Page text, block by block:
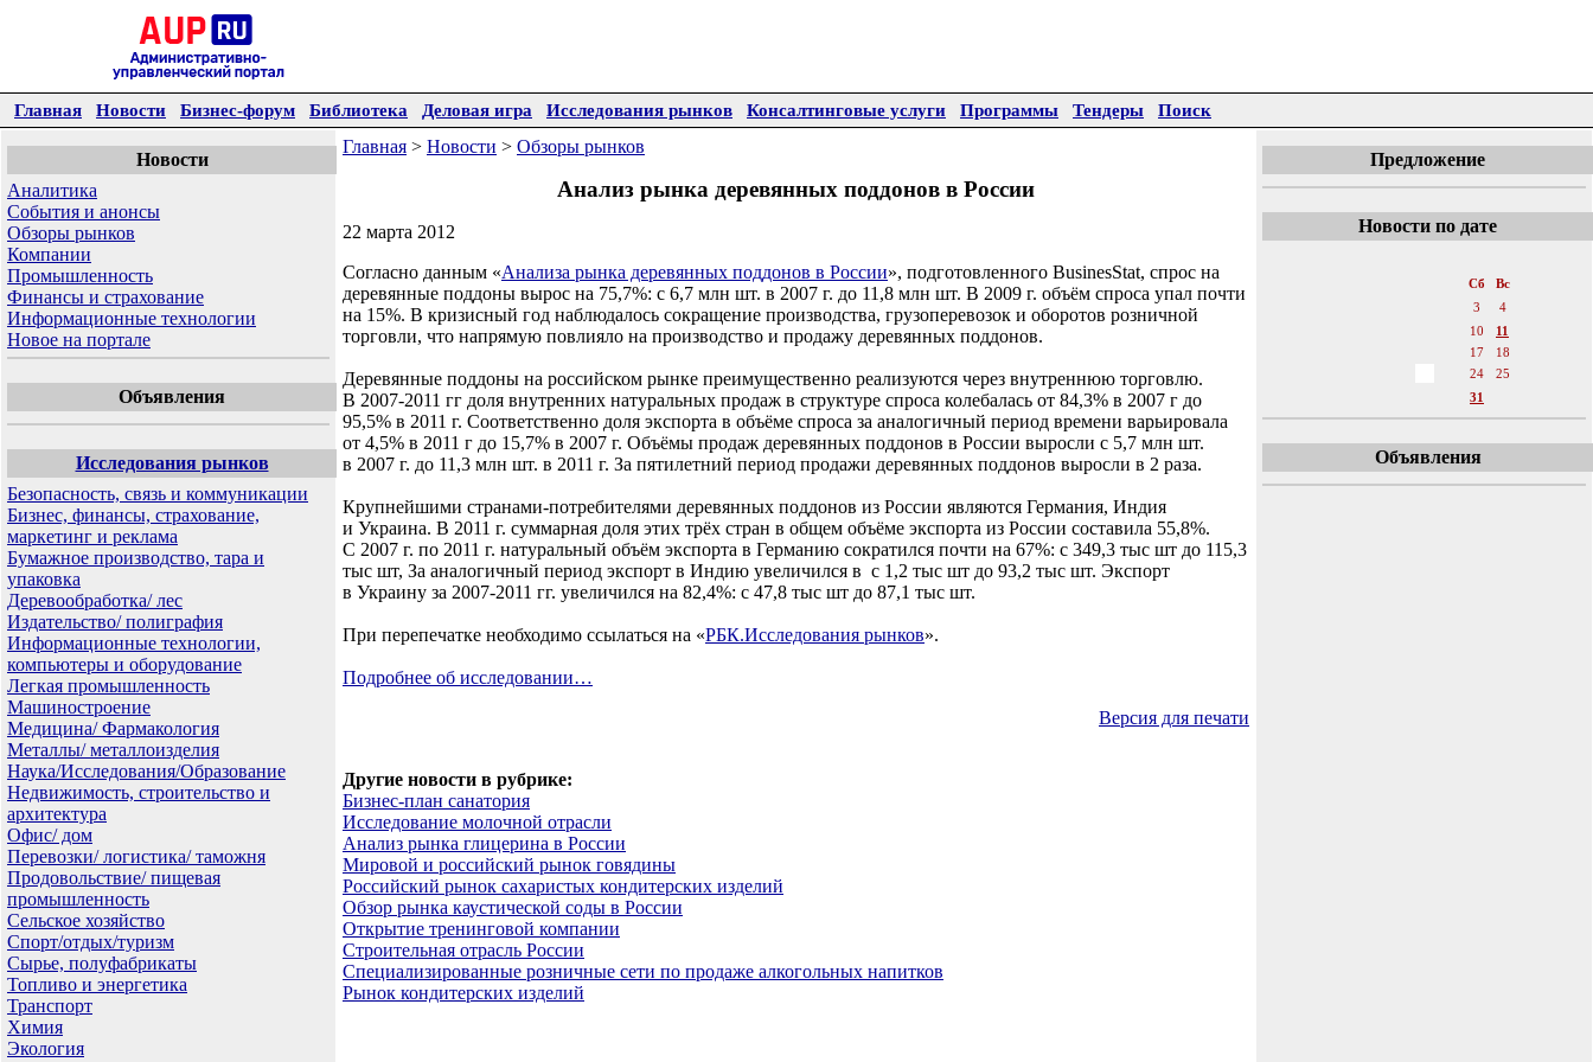
Главная Новости Бизнес-форум Библиотека Деловая игра Исследования рынков Консалтинговые услуги Программы Тендеры Поиск
Новости
Аналитика
События и анонсы
Обзоры рынков
Компании
Промышленность
Финансы и страхование
Информационные технологии
Новое на портале
Объявления
Исследования рынков
Безопасность, связь и коммуникации
Бизнес, финансы, страхование,
маркетинг и реклама
Бумажное производство, тара и
упаковка
Деревообработка/ лес
Издательство/ полиграфия
Информационные технологии,
компьютеры и оборудование
Легкая промышленность
Машиностроение
Медицина/ Фармакология
Металлы/ металлоизделия
Наука/Исследования/Образование
Недвижимость, строительство и
архитектура
Офис/ дом
Перевозки/ логистика/ таможня
Продовольствие/ пищевая
промышленность
Сельское хозяйство
Спорт/отдых/туризм
Сырье, полуфабрикаты
Топливо и энергетика
Транспорт
Химия
Экология
Главная > Новости > Обзоры рынков
Анализ рынка деревянных поддонов в России
22 марта 2012
Согласно данным «Анализа рынка деревянных поддонов в России», подготовленного BusinesStat, спрос на
деревянные поддоны вырос на 75,7%: с 6,7 млн шт. в 2007 г. до 11,8 млн шт. В 2009 г. объём спроса упал почти
на 15%. В кризисный год наблюдалось сокращение производства, грузоперевозок и оборотов розничной
торговли, что напрямую повлияло на производство и продажу деревянных поддонов.
Деревянные поддоны на российском рынке преимущественно реализуются через внутреннюю торговлю.
В 2007-2011 гг доля внутренних натуральных продаж в структуре спроса колебалась от 84,3% в 2007 г до
95,5% в 2011 г. Соответственно доля экспорта в объёме спроса за аналогичный период времени варьировала
от 4,5% в 2011 г до 15,7% в 2007 г. Объёмы продаж деревянных поддонов в России выросли с 5,7 млн шт.
в 2007 г. до 11,3 млн шт. в 2011 г. За пятилетний период продажи деревянных поддонов выросли в 2 раза.
Крупнейшими странами-потребителями деревянных поддонов из России являются Германия, Индия
и Украина. В 2011 г. суммарная доля этих трёх стран в общем объёме экспорта из России составила 55,8%.
С 2007 г. по 2011 г. натуральный объём экспорта в Германию сократился почти на 67%: с 349,3 тыс шт до 115,3
тыс шт, За аналогичный период экспорт в Индию увеличился в с 1,2 тыс шт до 93,2 тыс шт. Экспорт
в Украину за 2007-2011 гг. увеличился на 82,4%: с 47,8 тыс шт до 87,1 тыс шт.
При перепечатке необходимо ссылаться на «РБК.Исследования рынков».
Подробнее об исследовании…
Версия для печати
Другие новости в рубрике:
Бизнес-план санатория
Исследование молочной отрасли
Анализ рынка глицерина в России
Мировой и российский рынок говядины
Российский рынок сахаристых кондитерских изделий
Обзор рынка каустической соды в России
Открытие тренинговой компании
Строительная отрасль России
Специализированные розничные сети по продаже алкогольных напитков
Рынок кондитерских изделий
Предложение
Новости по дате
Сб
Вс
3
4
10
11
17
18
24
25
31
Объявления